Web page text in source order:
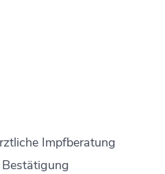
Impfberatung